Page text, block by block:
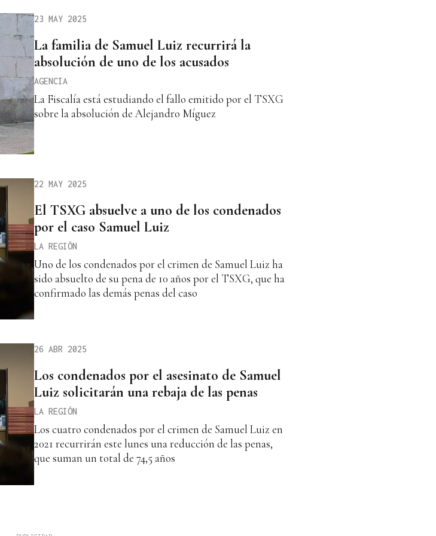
23 MAY 2025
La familia de Samuel Luiz recurrirá la
absolución de uno de los acusados
AGENCIA
La Fiscalía está estudiando el fallo emitido por el TSXG
sobre la absolución de Alejandro Míguez
22 MAY 2025
El TSXG absuelve a uno de los condenados
por el caso Samuel Luiz
LA REGIÓN
Uno de los condenados por el crimen de Samuel Luiz ha
sido absuelto de su pena de 10 años por el TSXG, que ha
confirmado las demás penas del caso
26 ABR 2025
Los condenados por el asesinato de Samuel
Luiz solicitarán una rebaja de las penas
LA REGIÓN
Los cuatro condenados por el crimen de Samuel Luiz en
2021 recurrirán este lunes una reducción de las penas,
que suman un total de 74,5 años